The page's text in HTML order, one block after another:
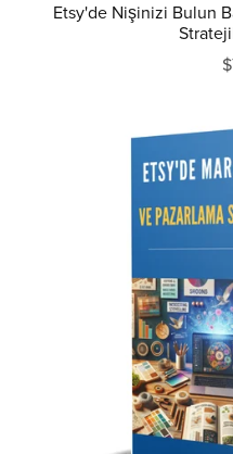
Etsy'de Nişinizi Bulun